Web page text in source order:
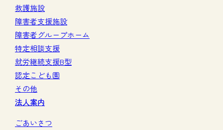
救護施設
障害者支援施設
障害者グループホーム
特定相談支援
就労継続支援B型
認定こども園
その他
法人案内
ごあいさつ